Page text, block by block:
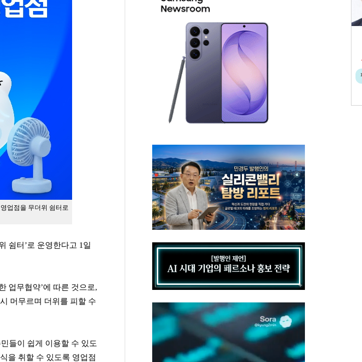
업점을 무더위 쉼터로
쉼터’로 운영한다고 1일
업무협약’에 따른 것으로,
머무르며 더위를 피할 수
들이 쉽게 이용할 수 있도
을 취할 수 있도록 영업점